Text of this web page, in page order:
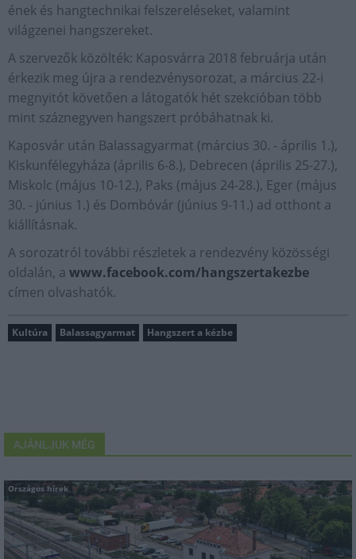
ének és hangtechnikai felszereléseket, valamint
világzenei hangszereket.
A szervezők közölték: Kaposvárra 2018 februárja után
érkezik meg újra a rendezvénysorozat, a március 22-i
megnyitót követően a látogatók hét szekcióban több
mint száznegyven hangszert próbáhatnak ki.
Kaposvár után Balassagyarmat (március 30. - április 1.),
Kiskunfélegyháza (április 6-8.), Debrecen (április 25-27.),
Miskolc (május 10-12.), Paks (május 24-28.), Eger (május
30. - június 1.) és Dombóvár (június 9-11.) ad otthont a
kiállításnak.
A sorozatról további részletek a rendezvény közösségi
oldalán, a www.facebook.com/hangszertakezbe
címen olvashatók.
Kultúra Balassagyarmat Hangszert a kézbe
AJÁNLJUK MÉG
Országos hírek